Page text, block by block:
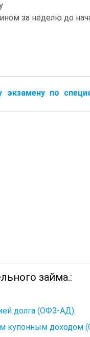
за неделю до
по
займа.:
долга (ОФЗ-АД).
купонным доходом